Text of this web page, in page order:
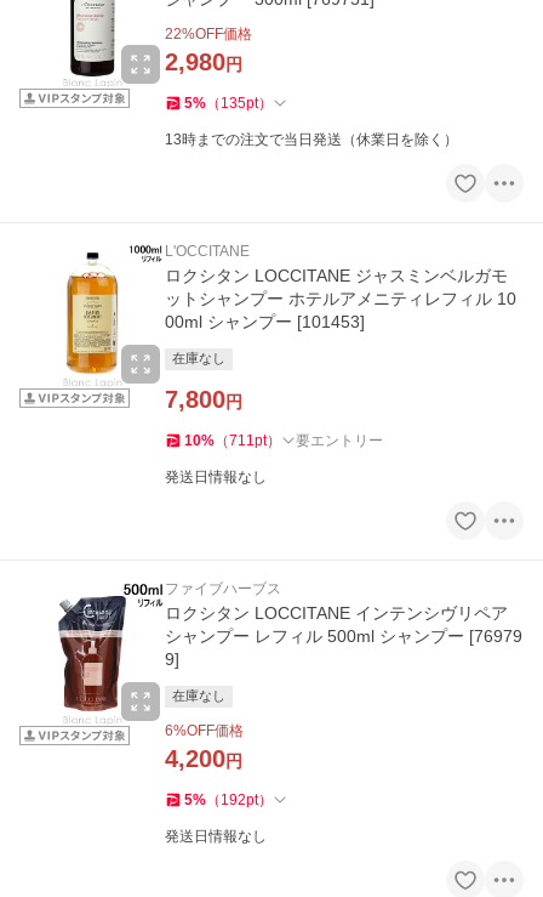
22%OFF価格
2,980円
5% （ 135pt）
13時までの注文で当日発送（休業日を除く）
L'OCCITANE
ロクシタン LOCCITANE ジャスミンベルガモ
ットシャンプー ホテルアメニティレフィル 10
00ml シャンプー [101453]
在庫なし
7,800円
10% （711pt） 要エントリー
発送日情報なし
ファイブハーブス
ロクシタン LOCCITANE インテンシヴリペア
シャンプー レフィル 500ml シャンプー [76979
9]
在庫なし
6%OFF価格
4,200円
5% （ 192pt）
発送日情報なし